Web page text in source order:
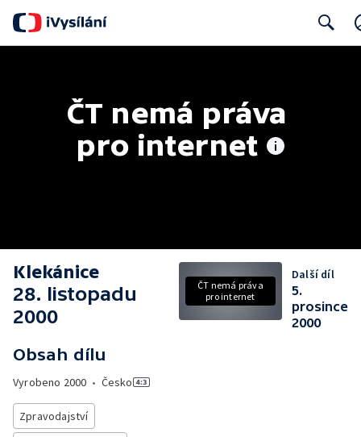
ČT nemá práva
pro internet
Klekánice
28. listopadu
2000
Obsah dílu
Vyrobeno 2000 • Česko
Zpravodajství
ČT nemá práva
pro internet
Další díl
5.
prosince
2000